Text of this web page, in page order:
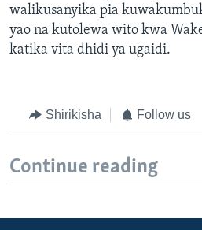
walikusanyika pia
yao na kutolewa wito kwa
katika vita dhidi ya ugaidi.
Shirikisha Follow us
Continue reading